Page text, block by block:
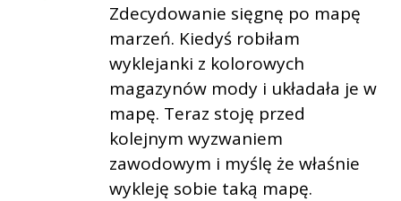
Zdecydowanie sięgnę po mapę
marzeń. Kiedyś robiłam
wyklejanki z kolorowych
magazynów mody i układała je w
mapę. Teraz stoję przed
kolejnym wyzwaniem
zawodowym i myślę że właśnie
wykleję sobie taką mapę.